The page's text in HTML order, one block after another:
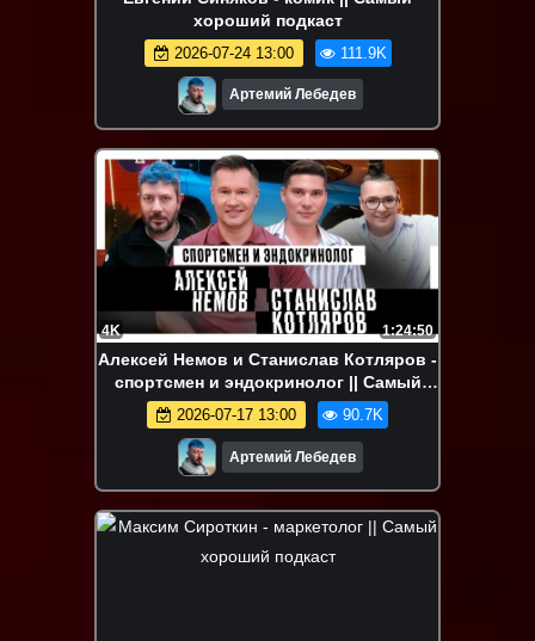
хороший подкаст
2026-07-24 13:00 111.9K
Артемий Лебедев
4K 1:24:50
Алексей Немов и Станислав Котляров -
спортсмен и эндокринолог || Самый
хороший подкаст
2026-07-17 13:00 90.7K
Артемий Лебедев